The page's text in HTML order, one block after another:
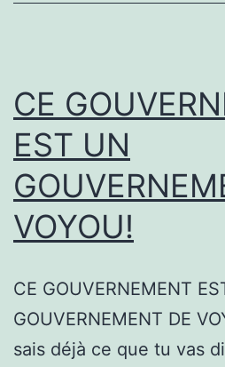
CE
EST UN
VOYOU!
CE GOUVERNEMENT
GOUVERNEMENT DE
sais déjà ce que tu vas